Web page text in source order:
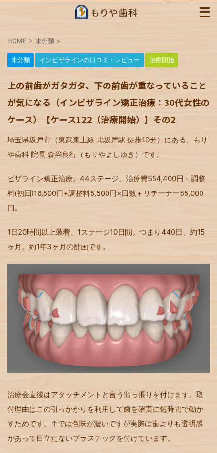
HOME > 未分類 >
未分類 インビザラインの口コミ・レビュー 治療開始
上の前歯がガタガタ、下の前歯が重なっていること
が気になる（インビザライン矯正治療：30代女性の
ケース）【ケース122（治療開始）】その2
埼玉県坂戸市（東武東上線 北坂戸駅 徒歩10分）にある、もり
や歯科 院長 森谷良行（もりやよしゆき）です。
ビザライン矯正治療。44ステージ。治療費554,400円＋調整
料(初回)16,500円+調整料5,500円×回数＋リテーナー55,000
円。
1日20時間以上装着、1ステージ10日間。つまり440日、約15
ヶ月。約1年3ヶ月の計画です。
治療会直後はアタッチメントと言う出っ張りを付けます。取
付理由はこの引っかかりを利用して歯を確実に短時間で動か
すためです。↑では色味が濃いですが実際は歯よりも透明感
があって目立たないプラスチックを付けています。